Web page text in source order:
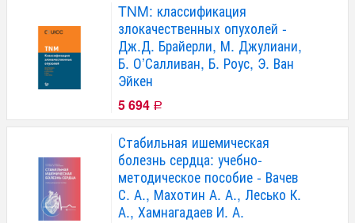
TNM: классификация
злокачественных опухолей -
Дж.Д. Брайерли, М. Джулиани,
Б. О’Салливан, Б. Роус, Э. Ван
Эйкен
5 694 Р
Стабильная ишемическая
болезнь сердца: учебно-
методическое пособие - Вачев
С. А., Махотин А. А., Лесько К.
А., Хамнагадаев И. А.